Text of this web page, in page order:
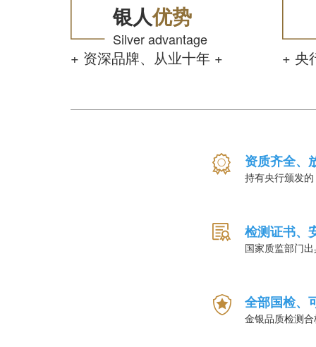
银人优势
Silver advantage
+ 资深品牌、从业十年 + + 央
资质齐全、
持有央行颁发
检测证书、
国家质监部门
全部国检、
金银品质检测